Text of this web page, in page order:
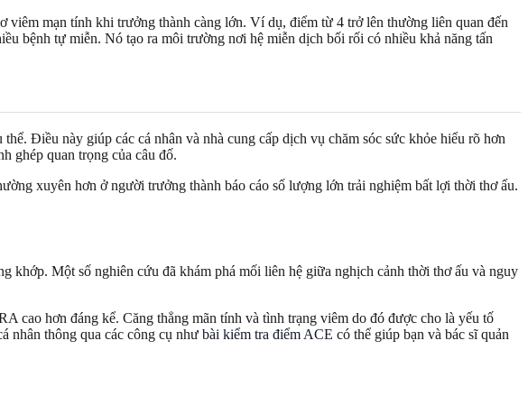
mạn tính khi trưởng thành càng lớn. Ví dụ, điểm từ 4 trở lên thường liên quan đến
bệnh tự miễn. Nó tạo ra môi trường nơi hệ miễn dịch bối rối có nhiều khả năng tấn
Điều này giúp các cá nhân và nhà cung cấp dịch vụ chăm sóc sức khỏe hiểu rõ hơn
ghép quan trọng của câu đố.
xuyên hơn ở người trưởng thành báo cáo số lượng lớn trải nghiệm bất lợi thời thơ ấu.
khớp. Một số nghiên cứu đã khám phá mối liên hệ giữa nghịch cảnh thời thơ ấu và nguy
cao hơn đáng kể. Căng thẳng mãn tính và tình trạng viêm do đó được cho là yếu tố
nhân thông qua các công cụ như bài kiểm tra điểm ACE có thể giúp bạn và bác sĩ quản